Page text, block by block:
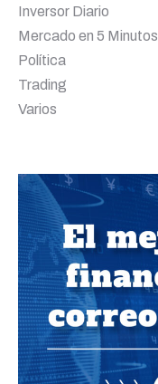
Inversor Diario
Mercado en 5 Minutos
Política
Trading
Varios